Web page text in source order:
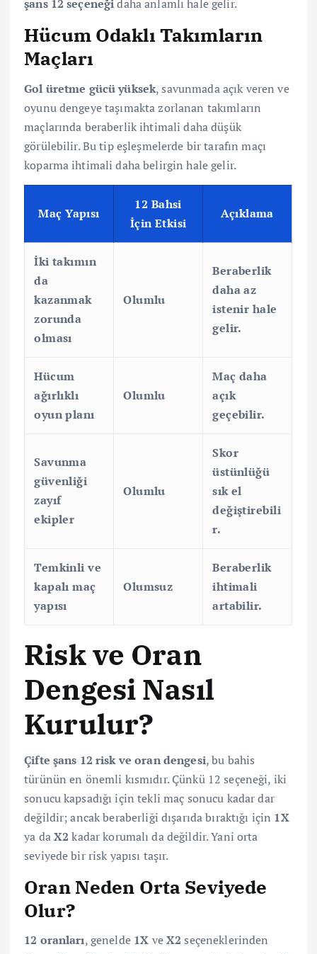
şans 12 seçeneğidaha anlamlı hale gelir.
Hücum Odaklı Takımların
Maçları
Gol üretme gücü yüksek, savunmada açık veren ve
oyunu dengeye taşımakta zorlanan takımların
maçlarında beraberlik ihtimali daha düşük
görülebilir. Bu tip eşleşmelerde bir tarafın maçı
koparma ihtimali daha belirgin hale gelir.
Maç Yapısı
12 Bahsi
İçin Etkisi
Açıklama
İki takımın
da
kazanmak
zorunda
olması
Olumlu
Beraberlik
daha az
istenir hale
gelir.
Hücum
ağırlıklı
oyun planı
Olumlu
Maç daha
açık
geçebilir.
Savunma
güvenliği
zayıf
ekipler
Olumlu
Skor
üstünlüğü
sık el
değiştirebili
r.
Temkinli ve
kapalı maç
yapısı
Olumsuz
Beraberlik
ihtimali
artabilir.
Risk ve Oran
Dengesi Nasıl
Kurulur?
Çifte şans 12 risk ve oran dengesi, bu bahis
türünün en önemli kısmıdır. Çünkü 12 seçeneği, iki
sonucu kapsadığı için tekli maç sonucu kadar dar
değildir; ancak beraberliği dışarıda bıraktığı için 1X
ya daX2 kadar korumalı da değildir. Yani orta
seviyede bir risk yapısı taşır.
Oran Neden Orta Seviyede
Olur?
12 oranları, genelde 1X veX2 seçeneklerinden